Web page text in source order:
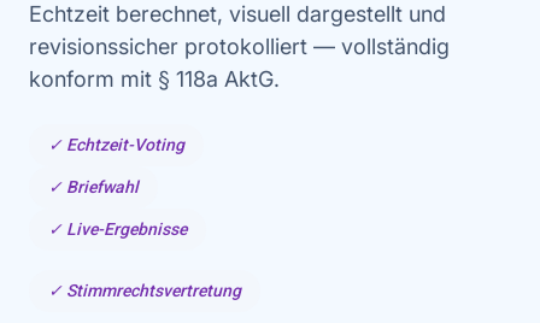
Echtzeit berechnet, visuell dargestellt und
revisionssicher protokolliert — vollständig
konform mit § 118a AktG.
✓ Echtzeit-Voting
✓ Briefwahl
✓ Live-Ergebnisse
✓ Stimmrechtsvertretung